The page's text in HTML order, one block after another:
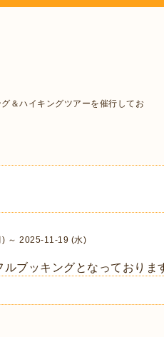
＆ハイキングツアーを催行してお
～ 2025-11-19 (水)
ブッキングとなっておりま